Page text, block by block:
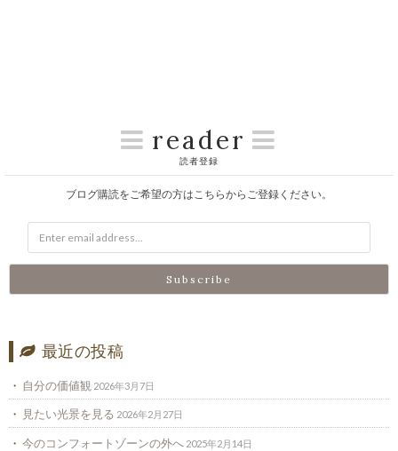
reader
読者登録
ブログ購読をご希望の方はこちらからご登録ください。
最近の投稿
自分の価値観 2026年3月7日
見たい光景を見る 2026年2月27日
今のコンフォートゾーンの外へ 2025年2月14日